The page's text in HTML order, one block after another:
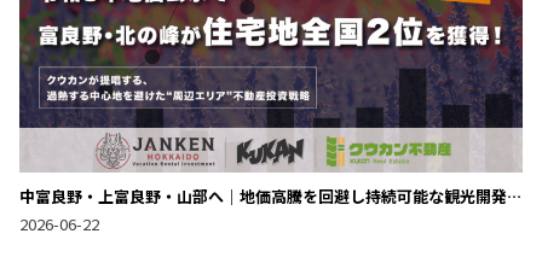
中富良野・上富良野・山部へ｜地価高騰を回避し持続可能な観光開発
を目指すリゾート民泊投資戦略
2026-06-22